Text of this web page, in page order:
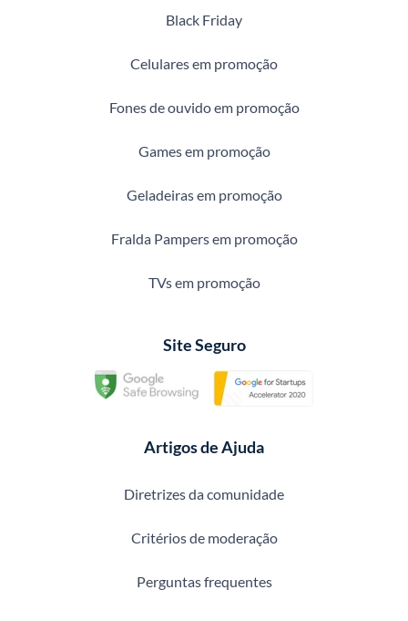
Black Friday
Celulares em promoção
Fones de ouvido em promoção
Games em promoção
Geladeiras em promoção
Fralda Pampers em promoção
TVs em promoção
Site Seguro
Artigos de Ajuda
Diretrizes da comunidade
Critérios de moderação
Perguntas frequentes